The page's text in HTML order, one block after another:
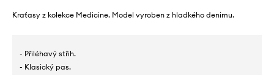
Kraťasy z kolekce Medicine. Model vyroben z hladkého denimu.
- Přiléhavý střih.
- Klasický pas.